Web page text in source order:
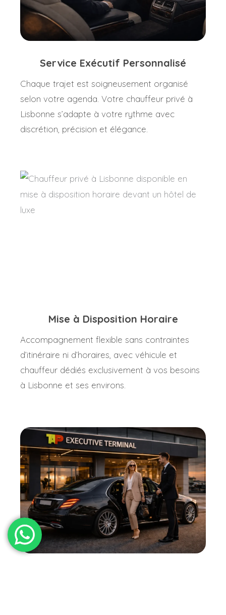
Service Exécutif Personnalisé
Chaque trajet est soigneusement organisé
selon votre agenda. Votre chauffeur privé à
Lisbonne s’adapte à votre rythme avec
discrétion, précision et élégance.
Mise à Disposition Horaire
Accompagnement flexible sans contraintes
d’itinéraire ni d’horaires, avec véhicule et
chauffeur dédiés exclusivement à vos besoins
à Lisbonne et ses environs.